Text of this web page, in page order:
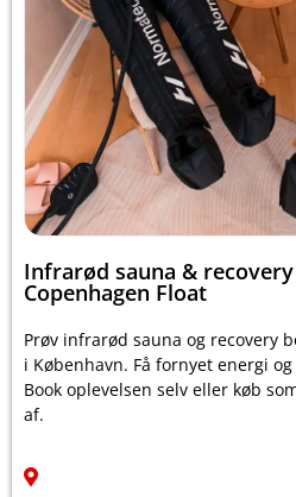
Infrarød sauna &
Copenhagen Float
Prøv infrarød sauna og recovery
i København. Få fornyet energi
Book oplevelsen selv eller køb
af.